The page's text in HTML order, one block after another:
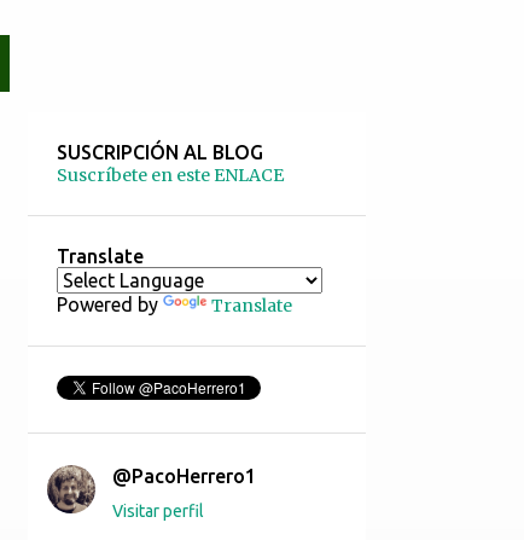
SUSCRIPCIÓN AL BLOG
Suscríbete en este ENLACE
Translate
Powered by Translate
@PacoHerrero1
Visitar perfil